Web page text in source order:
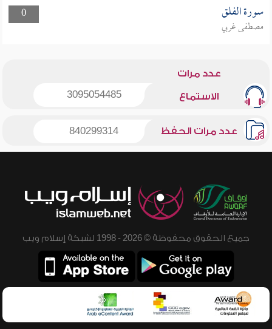
0
سورة الفلق
مصطفى غربي
عدد مرات
الاستماع 3095054485
عدد مرات الحفظ 840299314
جميع الحقوق محفوظة © 2026 - 1998 لشبكة إسلام ويب